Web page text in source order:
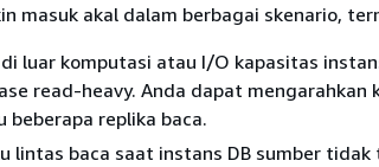
masuk akal dalam berbagai skenario,
di luar komputasi atau I/O kapasitas
read-heavy. Anda dapat mengarahkan
beberapa replika baca.
lintas baca saat instans DB sumber